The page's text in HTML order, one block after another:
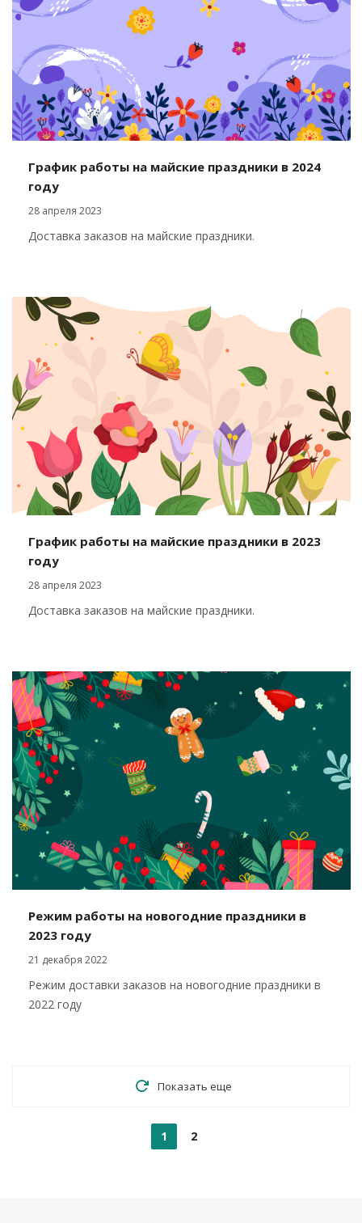
График работы на майские праздники в 2024
году
28 апреля 2023
Доставка заказов на майские праздники.
График работы на майские праздники в 2023
году
28 апреля 2023
Доставка заказов на майские праздники.
Режим работы на новогодние праздники в
2023 году
21 декабря 2022
Режим доставки заказов на новогодние праздники в
2022 году
Показать еще
1 2